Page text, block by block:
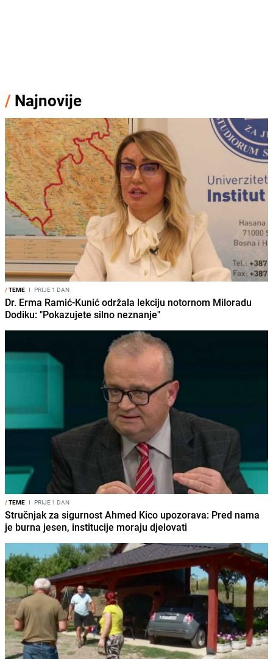
/ Najnovije
/TEME I PRIJE 1 DAN
Dr. Erma Ramić-Kunić održala lekciju notornom Miloradu
Dodiku: "Pokazujete silno neznanje"
/TEME I PRIJE 1 DAN
Stručnjak za sigurnost Ahmed Kico upozorava: Pred nama
je burna jesen, institucije moraju djelovati